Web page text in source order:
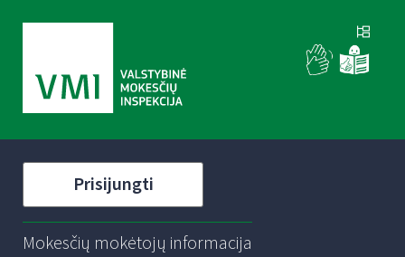
Prisijungti
Mokesčių mokėtojų informacija